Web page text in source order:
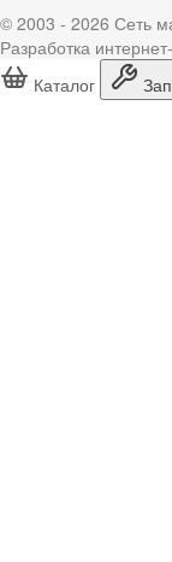
© 2003 - 2026 Сеть
Разработка
Каталог